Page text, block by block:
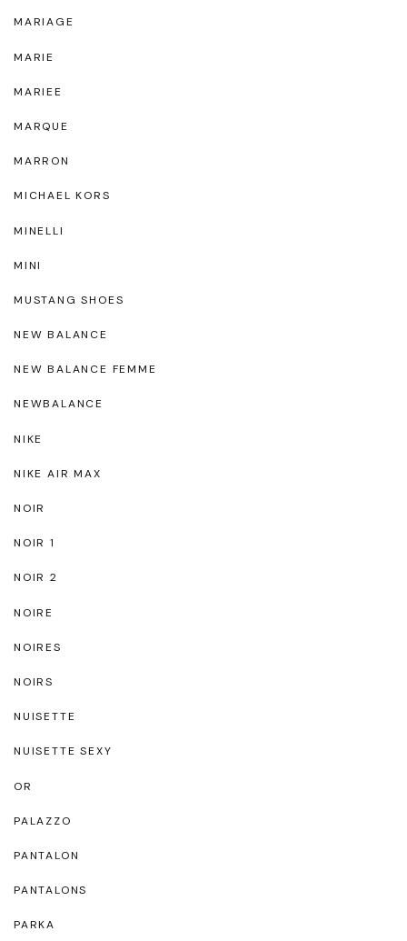
MARIAGE
MARIE
MARIEE
MARQUE
MARRON
MICHAEL KORS
MINELLI
MINI
MUSTANG SHOES
NEW BALANCE
NEW BALANCE FEMME
NEWBALANCE
NIKE
NIKE AIR MAX
NOIR
NOIR 1
NOIR 2
NOIRE
NOIRES
NOIRS
NUISETTE
NUISETTE SEXY
OR
PALAZZO
PANTALON
PANTALONS
PARKA